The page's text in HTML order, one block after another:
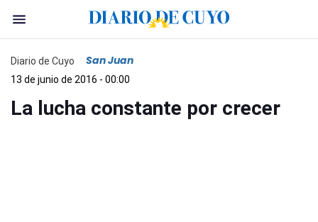
Diario de Cuyo San Juan
13 de junio de 2016 - 00:00
La lucha constante por crecer